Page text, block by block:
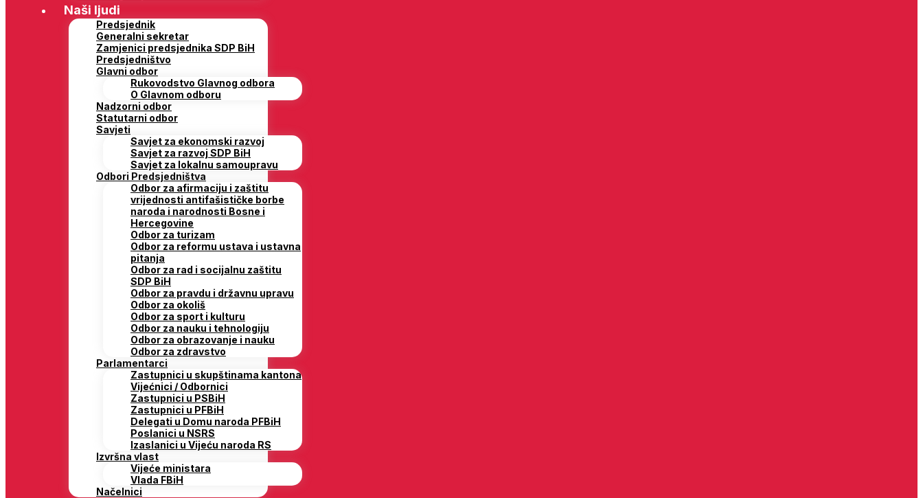
Naši ljudi
Predsjednik
Generalni sekretar
Zamjenici predsjednika SDP BiH
Predsjedništvo
Glavni odbor
Rukovodstvo Glavnog odbora
O Glavnom odboru
Nadzorni odbor
Statutarni odbor
Savjeti
Savjet za ekonomski razvoj
Savjet za razvoj SDP BiH
Savjet za lokalnu samoupravu
Odbori Predsjedništva
Odbor za afirmaciju i zaštitu
vrijednosti antifašističke borbe
naroda i narodnosti Bosne i
Hercegovine
Odbor za turizam
Odbor za reformu ustava i ustavna
pitanja
Odbor za rad i socijalnu zaštitu
SDP BiH
Odbor za pravdu i državnu upravu
Odbor za okoliš
Odbor za sport i kulturu
Odbor za nauku i tehnologiju
Odbor za obrazovanje i nauku
Odbor za zdravstvo
Parlamentarci
Zastupnici u skupštinama kantona
Vijećnici / Odbornici
Zastupnici u PSBiH
Zastupnici u PFBiH
Delegati u Domu naroda PFBiH
Poslanici u NSRS
Izaslanici u Vijeću naroda RS
Izvršna vlast
Vijeće ministara
Vlada FBiH
Načelnici